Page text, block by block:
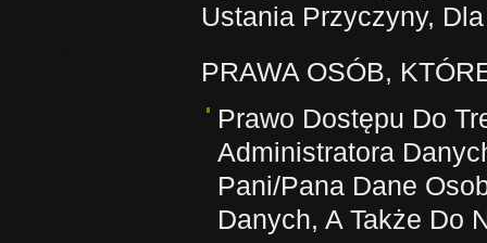
Ustania Przyczyny,
PRAWA OSÓB,
Prawo Dostępu Do
Administratora
Pani/Pana Dane
Danych, A Także Do